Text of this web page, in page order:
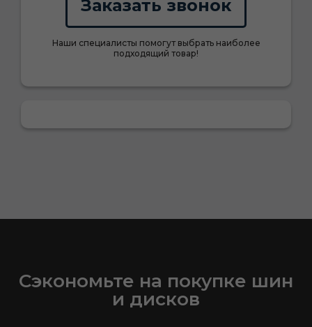
Заказать звонок
Наши специалисты помогут выбрать наиболее
подходящий товар!
Сэкономьте на покупке шин
и дисков